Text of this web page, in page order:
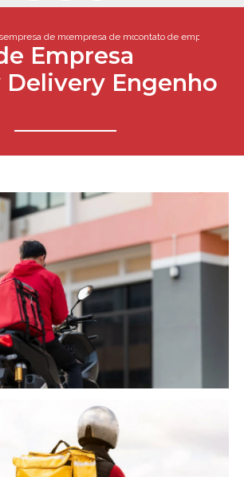
empresa de motoboysempresa de motoboy barra da tijuca
contato de empresa
Empresa
Engenho